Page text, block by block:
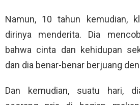
Namun, 10 tahun kemudian,
dirinya menderita. Dia
bahwa cinta dan kehidupan
dan dia benar-benar berjuang
Dan kemudian, suatu hari,